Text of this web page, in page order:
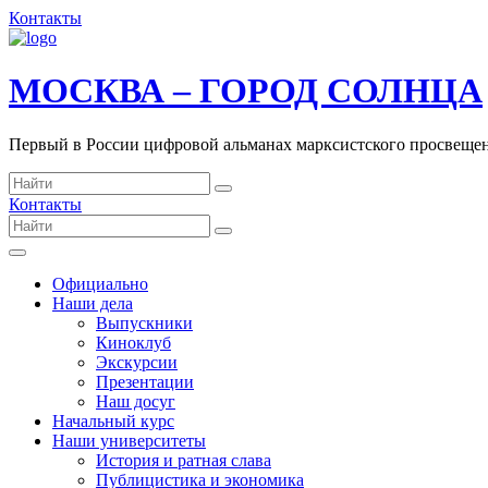
Контакты
МОСКВА – ГОРОД СОЛНЦА
Первый в России цифровой альманах марксистского
Контакты
Официально
Наши дела
Выпускники
Киноклуб
Экскурсии
Презентации
Наш досуг
Начальный курс
Наши университеты
История и ратная слава
Публицистика и экономика